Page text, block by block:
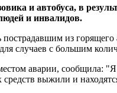
и автобуса, в
и инвалидов.
из
случаев с большим
аварии,
выжили и